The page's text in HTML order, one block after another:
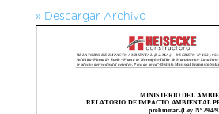
» Descargar Archivo